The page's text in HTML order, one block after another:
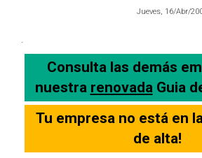
Jueves, 16/Abr/
.
Consulta las demás
nuestra renovadaGuia
Tu empresa no está en la
de alta!